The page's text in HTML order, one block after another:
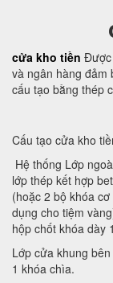
cửa kho tiền Được
và ngân hàng đảm
cấu tạo bằng thép
Cấu tạo cửa kho
Hệ thống Lớp
lớp thép kết hợp
(hoặc 2 bộ khóa
dụng cho tiệm
hộp chốt khóa dày
Lớp cửa khung
1 khóa chìa.